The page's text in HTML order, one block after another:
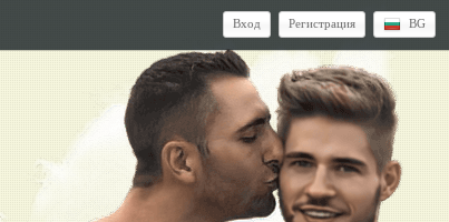
Вход Регистрация BG